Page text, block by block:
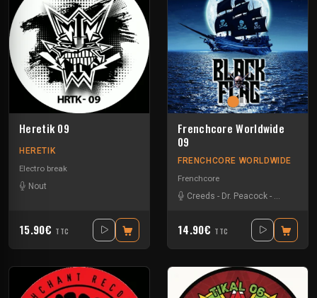
Heretik 09
HERETIK
Electro break
Nout
15.90€ TTC
Frenchcore Worldwide
09
FRENCHCORE WORLDWIDE
Frenchcore
Creeds - Dr. Peacock - JKLL
14.90€ TTC